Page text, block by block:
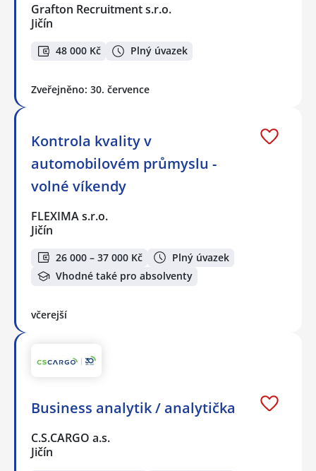
Grafton Recruitment s.r.o.
Jičín
48 000 Kč Plný úvazek
Zveřejněno: 30. července
Kontrola kvality v
automobilovém průmyslu -
volné víkendy
FLEXIMA s.r.o.
Jičín
26 000 – 37 000 Kč
Plný úvazek
Vhodné také pro absolventy
včerejší
Business analytik / analytička
C.S.CARGO a.s.
Jičín